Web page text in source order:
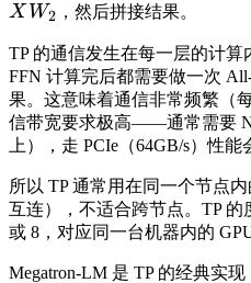
X W2 ，然后拼接结果。
TP 的通信发生在每一层的计
FFN 计算完后都需要做一次
果。这意味着通信非常频繁（
信带宽要求极高——通常需要
上），走 PCIe（64GB/s）性能
所以 TP 通常用在同一个节点
互连），不适合跨节点。TP 的
或 8，对应同一台机器内的
Megatron-LM 是 TP 的经典实